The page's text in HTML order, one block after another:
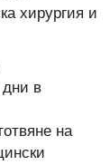
хирургия и
дни в
на